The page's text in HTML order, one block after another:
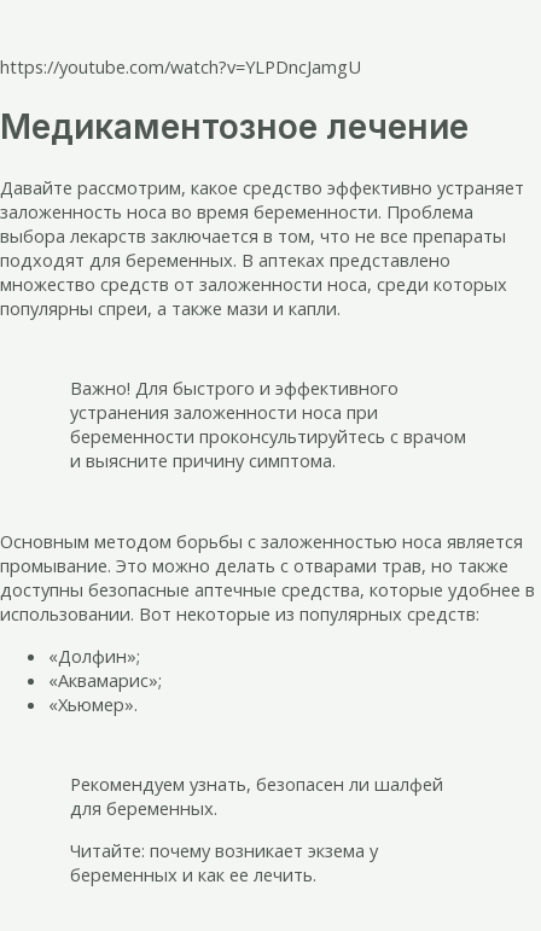
https://youtube.com/watch?v=YLPDncJamgU
Медикаментозное лечение
Давайте рассмотрим, какое средство эффективно устраняет
заложенность носа во время беременности. Проблема
выбора лекарств заключается в том, что не все препараты
подходят для беременных. В аптеках представлено
множество средств от заложенности носа, среди которых
популярны спреи, а также мази и капли.
Важно! Для быстрого и эффективного
устранения заложенности носа при
беременности проконсультируйтесь с врачом
и выясните причину симптома.
Основным методом борьбы с заложенностью носа является
промывание. Это можно делать с отварами трав, но также
доступны безопасные аптечные средства, которые удобнее в
использовании. Вот некоторые из популярных средств:
«Долфин»;
«Аквамарис»;
«Хьюмер».
Рекомендуем узнать, безопасен ли шалфей
для беременных.
Читайте: почему возникает экзема у
беременных и как ее лечить.